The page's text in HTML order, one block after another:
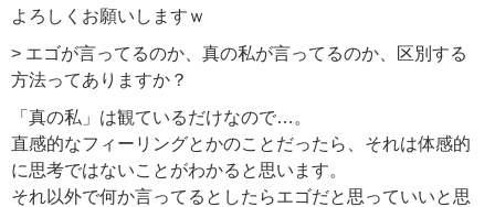
よろしくお願いしますｗ
> エゴが言ってるのか、真の私が言ってるのか、区別する
方法ってありますか？
「真の私」は観ているだけなので…。
直感的なフィーリングとかのことだったら、それは体感的
に思考ではないことがわかると思います。
それ以外で何か言ってるとしたらエゴだと思っていいと思